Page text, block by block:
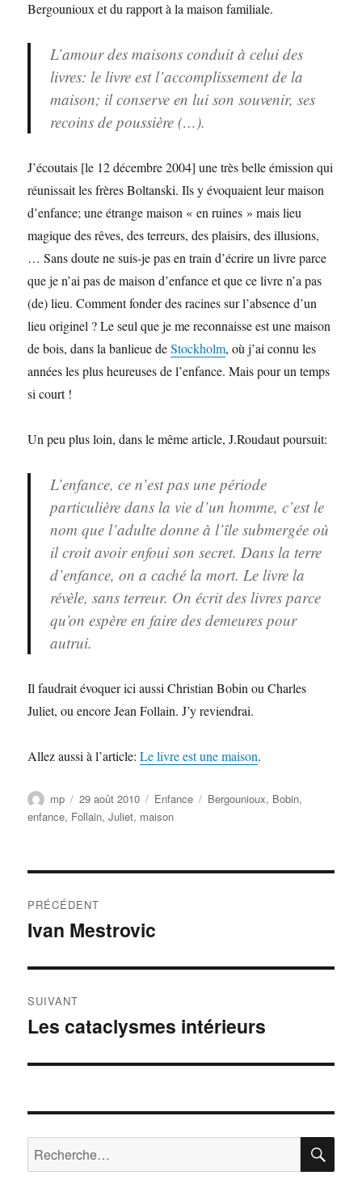
Bergounioux et du rapport à la maison familiale.
L’amour des maisons conduit à celui des
livres: le livre est l’accomplissement de la
maison; il conserve en lui son souvenir, ses
recoins de poussière (…).
J’écoutais [le 12 décembre 2004] une très belle émission qui
réunissait les frères Boltanski. Ils y évoquaient leur maison
d’enfance; une étrange maison « en ruines » mais lieu
magique des rêves, des terreurs, des plaisirs, des illusions,
… Sans doute ne suis-je pas en train d’écrire un livre parce
que je n’ai pas de maison d’enfance et que ce livre n’a pas
(de) lieu. Comment fonder des racines sur l’absence d’un
lieu originel ? Le seul que je me reconnaisse est une maison
de bois, dans la banlieue deStockholm, où j’ai connu les
années les plus heureuses de l’enfance. Mais pour un temps
si court !
Un peu plus loin, dans le même article, J.Roudaut poursuit:
L’enfance, ce n’est pas une période
particulière dans la vie d’un homme, c’est le
nom que l’adulte donne à l’île submergée où
il croit avoir enfoui son secret. Dans la terre
d’enfance, on a caché la mort. Le livre la
révèle, sans terreur. On écrit des livres parce
qu’on espère en faire des demeures pour
autrui.
Il faudrait évoquer ici aussi Christian Bobin ou Charles
Juliet, ou encore Jean Follain. J’y reviendrai.
Allez aussi à l’article:Le livre est une maison.
Auteur
mp
Publié
le
29 août 2010 Catégories
Enfance Étiquettes
Bergounioux, Bobin,
enfance, Follain,Juliet, maison
de
PRÉCÉDENT
Publication
Ivan Mestrovic
SUIVANT
Publication
Les cataclysmes intérieurs
Recherche
pour :